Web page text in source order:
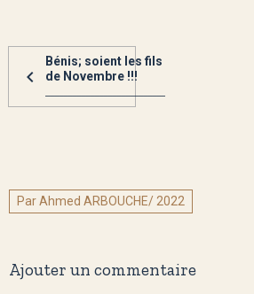
Bénis; soient les fils
de Novembre !!!
Par Ahmed ARBOUCHE/ 2022
Ajouter un commentaire